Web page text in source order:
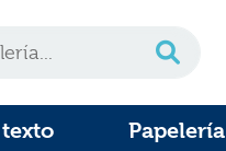
Papelería